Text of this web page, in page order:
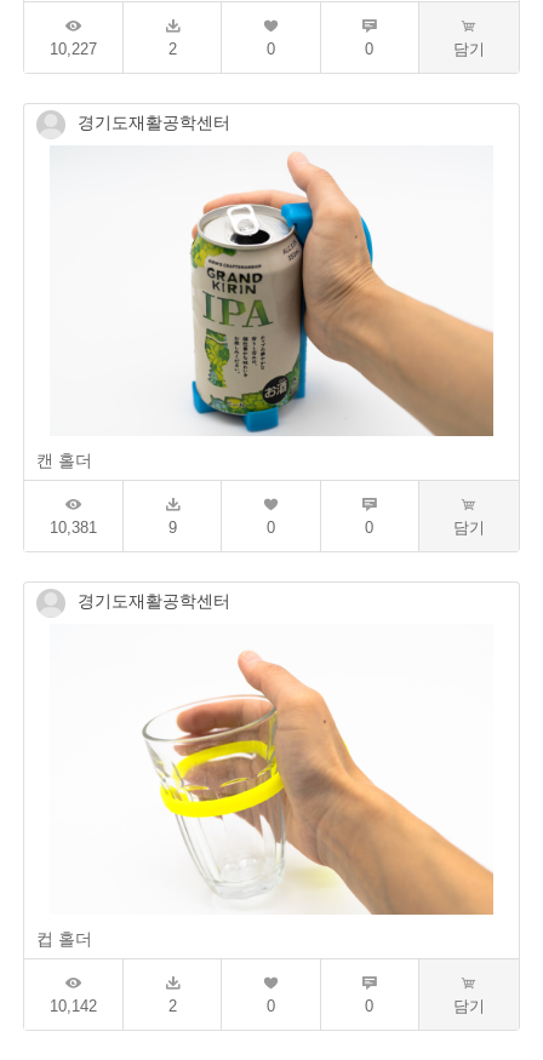
10,227 2 0 0 담기
경기도재활공학센터
캔 홀더
10,381 9 0 0 담기
경기도재활공학센터
컵 홀더
10,142 2 0 0 담기